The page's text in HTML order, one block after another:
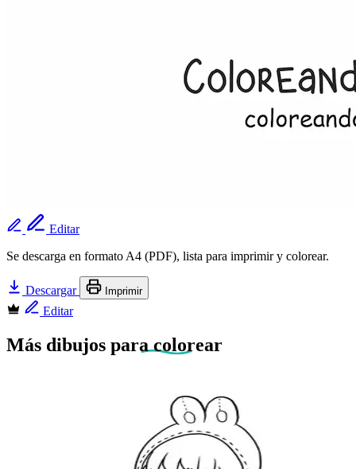
Editar
Se descarga en formato A4 (PDF), lista para imprimir y colorear.
Descargar Imprimir
Editar
Más dibujos para colorear